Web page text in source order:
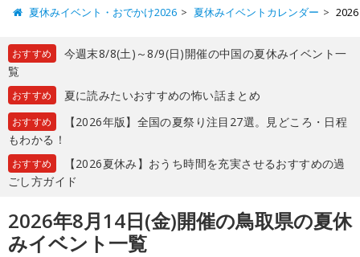
夏休みイベント・おでかけ2026 夏休みイベントカレンダー
おすすめ
今週末8/8(土)～8/9(日)開催の中国の夏休みイベント一
覧
おすすめ 夏に読みたいおすすめの怖い話まとめ
おすすめ
【2026年版】全国の夏祭り注目27選。見どころ・日程
もわかる！
おすすめ
【2026夏休み】おうち時間を充実させるおすすめの過
ごし方ガイド
2026年8月14日(金)開催の鳥取県の夏休
みイベント一覧